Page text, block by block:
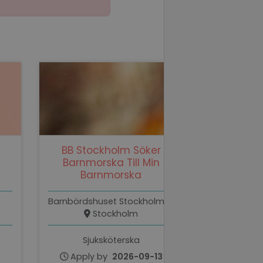
BB Stockholm Söker
Barnmorska Till Min
Barnmorska
Stockholm
Sjuksköterska
Apply by 2026-09-13
på PHP-
Det
nummer, hur
men
status för
på PHP-
som används
Det